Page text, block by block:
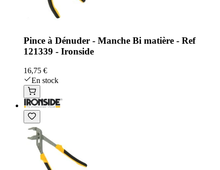
Pince à Dénuder - Manche Bi matière - Ref
121339 - Ironside
16,75 €
En stock